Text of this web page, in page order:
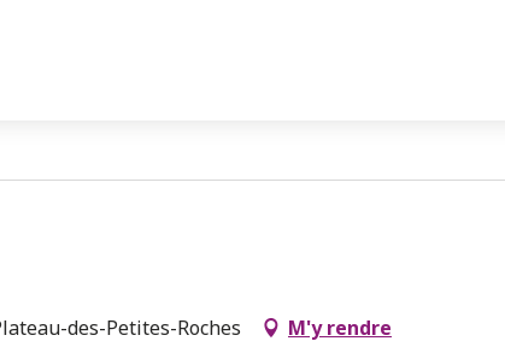
des-Petites-Roches M'y rendre